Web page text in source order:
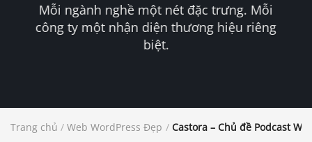
Mỗi ngành nghề một nét đặc trưng. Mỗi
công ty một nhận diện thương hiệu riêng
biệt.
Trang chủ / Web WordPress Đẹp / Castora – Chủ đề Podcast